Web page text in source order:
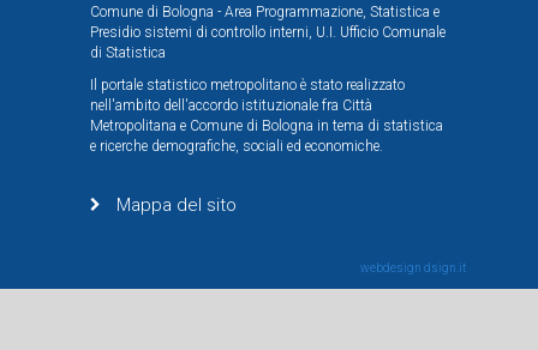
Comune di Bologna - Area Programmazione, Statistica e
Presidio sistemi di controllo interni, U.I. Ufficio Comunale
di Statistica
Il portale statistico metropolitano è stato realizzato
nell'ambito dell'accordo istituzionale fra Città
Metropolitana e Comune di Bologna in tema di statistica
e ricerche demografiche, sociali ed economiche.
Mappa del sito
webdesign dsign.it